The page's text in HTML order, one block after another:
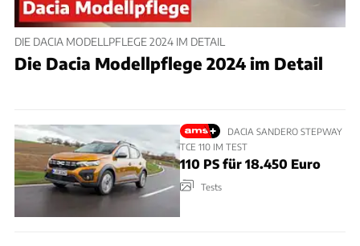
DIE DACIA MODELLPFLEGE 2024 IM DETAIL
Die Dacia Modellpflege 2024 im Detail
DACIA SANDERO STEPWAY
TCE 110 IM TEST
110 PS für 18.450 Euro
Tests